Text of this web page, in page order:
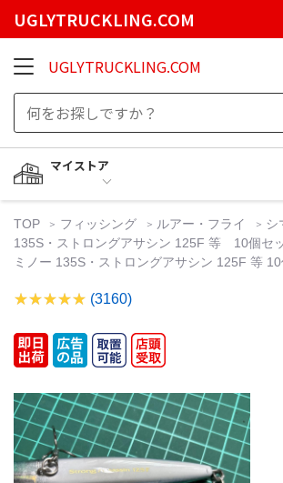
UGLYTRUCKLING.COM
UGLYTRUCKLING.COM
マイストア
TOP フィッシング ルアー・フライ
135S・ストロングアサシン 125F 等 10個セ
ミノー 135S・ストロングアサシン 125F 等 10
(3160)